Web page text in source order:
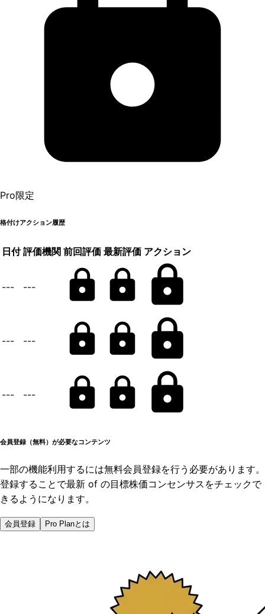
Pro限定
格付けアクション履歴
日付 評価機関 前回評価 最新評価 アクション
--- ---
--- ---
--- ---
会員登録（無料）が必要なコンテンツ
一部の機能利用するには無料会員登録を行う必要があります。
登録することで最新 of の目標株価コンセンサスをチェックで
きるようになります。
会員登録 Pro Planとは